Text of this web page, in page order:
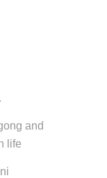
and
life